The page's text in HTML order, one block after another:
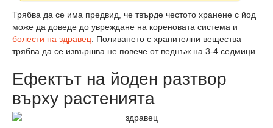
Трябва да се има предвид, че твърде честото хранене с йод
може да доведе до увреждане на кореновата система и
болести на здравец . Поливането с хранителни вещества
трябва да се извършва не повече от веднъж на 3-4 седмици..
Ефектът на йоден разтвор
върху растенията